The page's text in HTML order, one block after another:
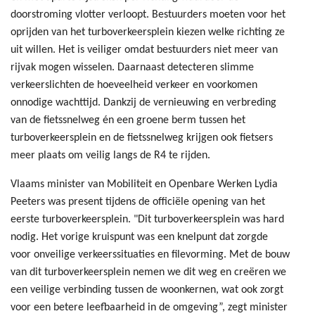
doorstroming vlotter verloopt. Bestuurders moeten voor het
oprijden van het turboverkeersplein kiezen welke richting ze
uit willen. Het is veiliger omdat bestuurders niet meer van
rijvak mogen wisselen. Daarnaast detecteren slimme
verkeerslichten de hoeveelheid verkeer en voorkomen
onnodige wachttijd. Dankzij de vernieuwing en verbreding
van de fietssnelweg én een groene berm tussen het
turboverkeersplein en de fietssnelweg krijgen ook fietsers
meer plaats om veilig langs de R4 te rijden.
Vlaams minister van Mobiliteit en Openbare Werken Lydia
Peeters was present tijdens de officiële opening van het
eerste turboverkeersplein. "Dit turboverkeersplein was hard
nodig. Het vorige kruispunt was een knelpunt dat zorgde
voor onveilige verkeerssituaties en filevorming. Met de bouw
van dit turboverkeersplein nemen we dit weg en creëren we
een veilige verbinding tussen de woonkernen, wat ook zorgt
voor een betere leefbaarheid in de omgeving”, zegt minister